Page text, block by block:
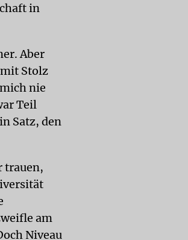
in
Aber
Stolz
nie
Teil
Satz, den
trauen,
am
Niveau